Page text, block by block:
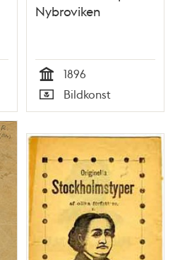
Nybroviken
Tid
1896
Typ
Bildkonst